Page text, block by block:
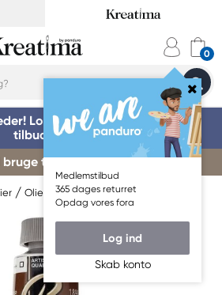
Medlemstilbud
365 dages returret
Opdag vores fora
Log ind
Skab konto
Log på for at benytte dig af
tilbuddet »
til kursusstart – køb her »
Oliemaling Rembrandt